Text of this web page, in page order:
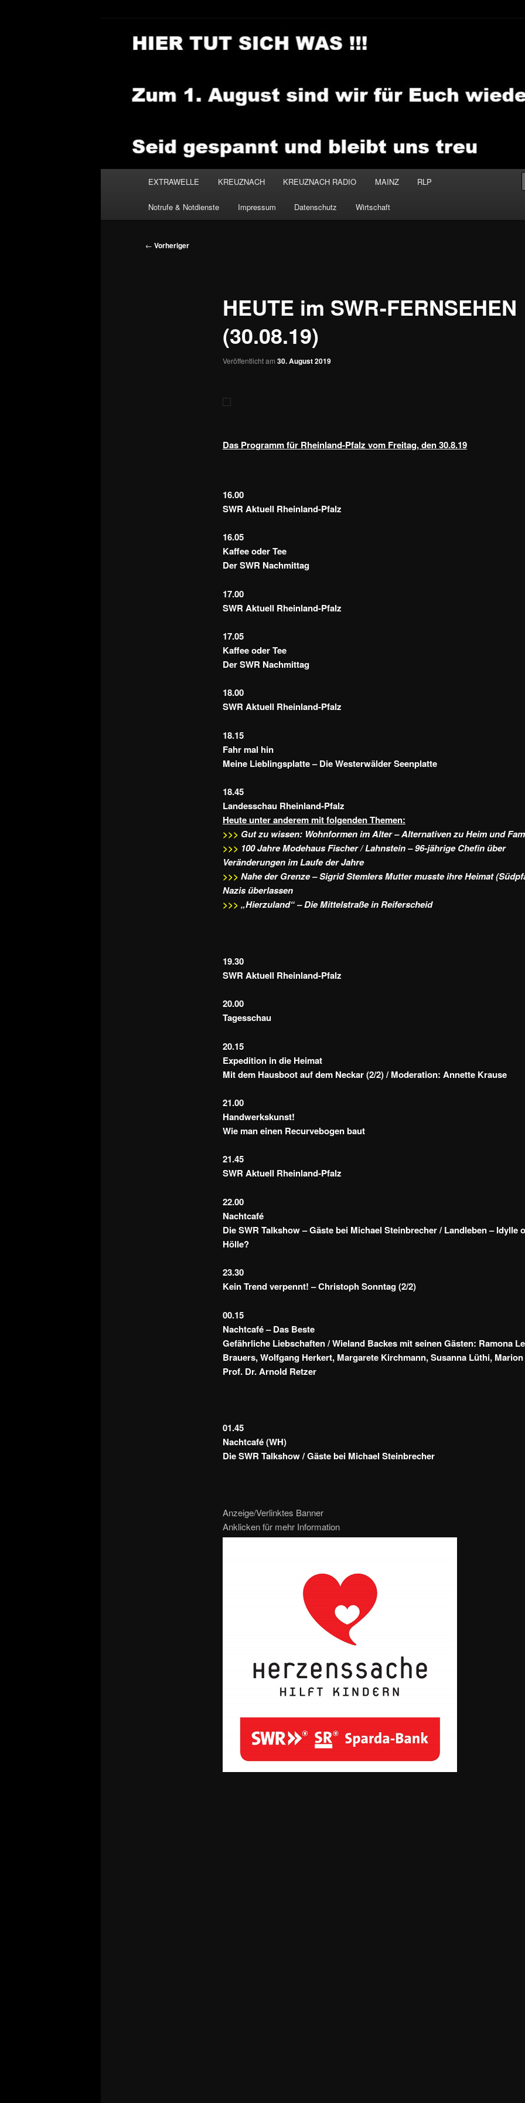
EXTRAWELLE KREUZNACH KREUZNACH RADIO MAINZ RLP
Notrufe & Notdienste Impressum Datenschutz Wirtschaft
Beitragsnavigation
← Vorheriger
HEUTE im SWR-FERNSEHEN
(30.08.19)
Veröffentlicht am 30. August 2019
Das Programm für Rheinland-Pfalz vom Freitag, den 30.8.19
16.00
SWR Aktuell Rheinland-Pfalz
16.05
Kaffee oder Tee
Der SWR Nachmittag
17.00
SWR Aktuell Rheinland-Pfalz
17.05
Kaffee oder Tee
Der SWR Nachmittag
18.00
SWR Aktuell Rheinland-Pfalz
18.15
Fahr mal hin
Meine Lieblingsplatte – Die Westerwälder Seenplatte
18.45
Landesschau Rheinland-Pfalz
Heute unter anderem mit folgenden Themen:
>>> Gut zu wissen: Wohnformen im Alter – Alternativen zu Heim und
>>> 100 Jahre Modehaus Fischer / Lahnstein – 96-jährige Chefin über
Veränderungen im Laufe der Jahre
>>> Nahe der Grenze – Sigrid Stemlers Mutter musste ihre Heimat
Nazis überlassen
>>> „Hierzuland“ – Die Mittelstraße in Reiferscheid
19.30
SWR Aktuell Rheinland-Pfalz
20.00
Tagesschau
20.15
Expedition in die Heimat
Mit dem Hausboot auf dem Neckar (2/2) / Moderation: Annette Krause
21.00
Handwerkskunst!
Wie man einen Recurvebogen baut
21.45
SWR Aktuell Rheinland-Pfalz
22.00
Nachtcafé
Die SWR Talkshow – Gäste bei Michael Steinbrecher / Landleben – Idylle
Hölle?
23.30
Kein Trend verpennt! – Christoph Sonntag (2/2)
00.15
Nachtcafé – Das Beste
Gefährliche Liebschaften / Wieland Backes mit seinen Gästen: Ramona
Brauers, Wolfgang Herkert, Margarete Kirchmann, Susanna Lüthi,
Prof. Dr. Arnold Retzer
01.45
Nachtcafé (WH)
Die SWR Talkshow / Gäste bei Michael Steinbrecher
Anzeige/Verlinktes Banner
Anklicken für mehr Information